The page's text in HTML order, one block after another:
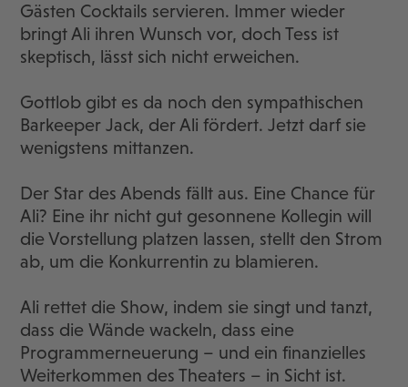
Gästen Cocktails servieren. Immer wieder
bringt Ali ihren Wunsch vor, doch Tess ist
skeptisch, lässt sich nicht erweichen.
Gottlob gibt es da noch den sympathischen
Barkeeper Jack, der Ali fördert. Jetzt darf sie
wenigstens mittanzen.
Der Star des Abends fällt aus. Eine Chance für
Ali? Eine ihr nicht gut gesonnene Kollegin will
die Vorstellung platzen lassen, stellt den Strom
ab, um die Konkurrentin zu blamieren.
Ali rettet die Show, indem sie singt und tanzt,
dass die Wände wackeln, dass eine
Programmerneuerung – und ein finanzielles
Weiterkommen des Theaters – in Sicht ist.